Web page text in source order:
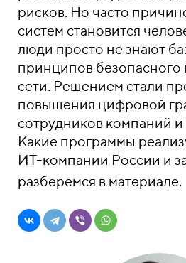
рисков. Но часто
систем становится
люди просто не знают
принципов безопасного
сети. Решением стали
повышения цифровой
сотрудников компаний и
Какие программы
ИТ-компании России и
разберемся в материале.